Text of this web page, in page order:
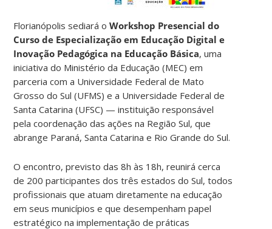
Florianópolis sediará oWorkshop Presencial do
Curso de Especialização em Educação Digital e
Inovação Pedagógica na Educação Básica, uma
iniciativa do Ministério da Educação (MEC) em
parceria com a Universidade Federal de Mato
Grosso do Sul (UFMS) e a Universidade Federal de
Santa Catarina (UFSC) — instituição responsável
pela coordenação das ações na Região Sul, que
abrange Paraná, Santa Catarina e Rio Grande do Sul.
O encontro, previsto das 8h às 18h, reunirá cerca
de 200 participantes dos três estados do Sul, todos
profissionais que atuam diretamente na educação
em seus municípios e que desempenham papel
estratégico na implementação de práticas